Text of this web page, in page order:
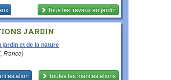
Tous les travauxau jardin
JARDIN
jardin et de la nature
France)
Toutes les manifestations